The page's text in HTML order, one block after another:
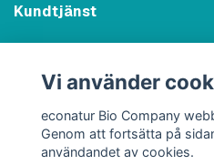
Kundtjänst
Sociala medier
Vi använder
econatur Bio Company
Genom att fortsätta på
användandet av cookies.